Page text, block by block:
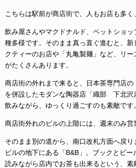
こちらは駅前が商店街で、人もお店も多く
飲み屋さんやマクドナルド、ペットショ
種多様です。そのまま真っ直ぐ進むと、
クティーのお店や「丸亀製麺」など、リ
がたくさんあります。
商店街の外れまで来ると、日本茶専門店の
を併設したモダンな陶器店「織部 下北沢
飲みながら、ゆっくり過ごすのも素敵です。
商店街外れのビルの上階には、週末のみ営
そのまま別の道から、南口改札方面へ戻り
ビルの地下にある「B&B」。ブックとビ
読みながら店内でお茶も出来るという、